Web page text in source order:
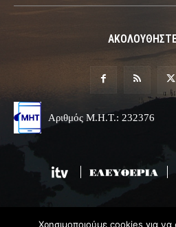
Αριθμός Μ.Η.Τ.: 232376
Χρησιμοποιούμε cookies για